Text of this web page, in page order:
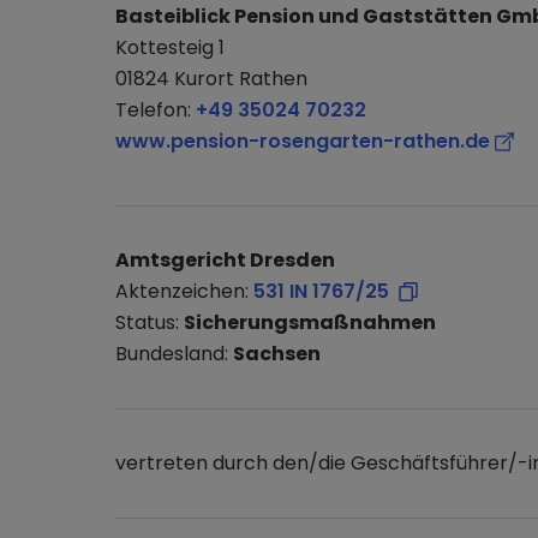
Basteiblick Pension und Gaststätten
Kottesteig 1
01824 Kurort Rathen
Telefon: +49 35024 70232
www.pension-rosengarten-rathen.de
Amtsgericht Dresden
Aktenzeichen: 531 IN 1767/25
Status: Sicherungsmaßnahmen
Bundesland: Sachsen
vertreten durch den/die Geschäftsführer/-